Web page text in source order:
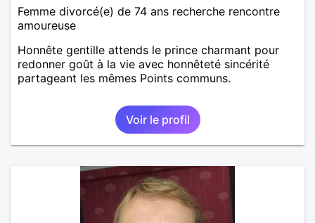
Femme divorcé(e) de 74 ans recherche rencontre
amoureuse
Honnête gentille attends le prince charmant pour
redonner goût à la vie avec honnêteté sincérité
partageant les mêmes Points communs.
Voir le profil